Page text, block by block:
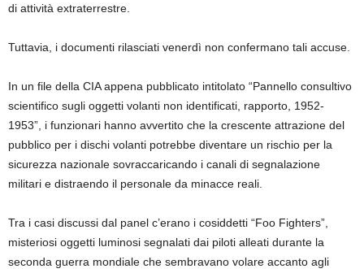
di attività extraterrestre.
Tuttavia, i documenti rilasciati venerdì non confermano tali accuse.
In un file della CIA appena pubblicato intitolato “Pannello consultivo
scientifico sugli oggetti volanti non identificati, rapporto, 1952-
1953”, i funzionari hanno avvertito che la crescente attrazione del
pubblico per i dischi volanti potrebbe diventare un rischio per la
sicurezza nazionale sovraccaricando i canali di segnalazione
militari e distraendo il personale da minacce reali.
Tra i casi discussi dal panel c’erano i cosiddetti “Foo Fighters”,
misteriosi oggetti luminosi segnalati dai piloti alleati durante la
seconda guerra mondiale che sembravano volare accanto agli